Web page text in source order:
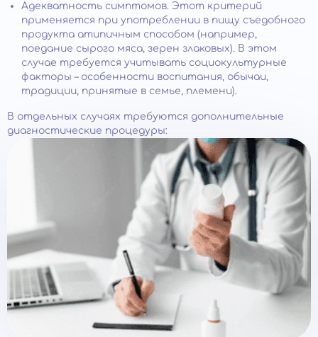
Адекватность симптомов. Этот критерий
применяется при употреблении в пищу съедобного
продукта атипичным способом (например,
поедание сырого мяса, зерен злаковых). В этом
случае требуется учитывать социокультурные
факторы – особенности воспитания, обычаи,
традиции, принятые в семье, племени).
В отдельных случаях требуются дополнительные
диагностические процедуры: